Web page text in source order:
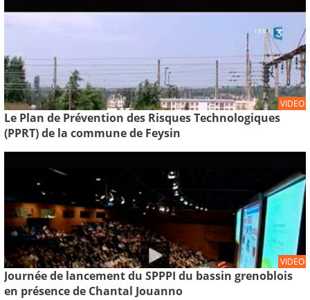
VIDEO
Le Plan de Prévention des Risques Technologiques
(PPRT) de la commune de Feysin
VIDEO
Journée de lancement du SPPPI du bassin grenoblois
en présence de Chantal Jouanno